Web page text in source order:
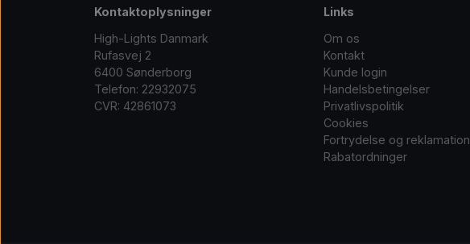
Kontaktoplysninger
High-Lights Danmark
Rufasvej 2
6400 Sønderborg
Telefon: 22932075
CVR: 42861073
Links
Om os
Kontakt
Kunde login
Handelsbetingelser
Privatlivspolitik
Cookies
Fortrydelse og reklamation
Rabatordninger